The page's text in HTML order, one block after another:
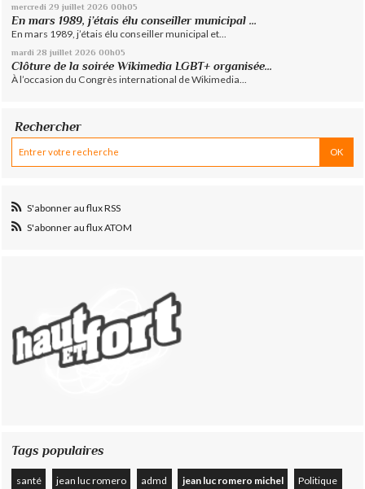
mercredi 29 juillet 2026 00h05
En mars 1989, j’étais élu conseiller municipal ...
En mars 1989, j’étais élu conseiller municipal et...
mardi 28 juillet 2026 00h05
Clôture de la soirée Wikimedia LGBT+ organisée...
À l’occasion du Congrès international de Wikimedia...
Rechercher
S'abonner au flux RSS
S'abonner au flux ATOM
Tags populaires
santé jean luc romero admd jean luc romero michel Politique